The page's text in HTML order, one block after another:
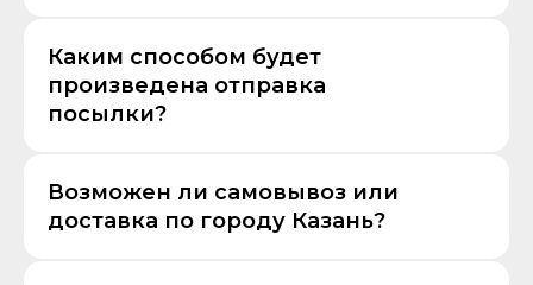
Каким способом будет
произведена отправка
посылки?
Возможен ли самовывоз или
доставка по городу Казань?